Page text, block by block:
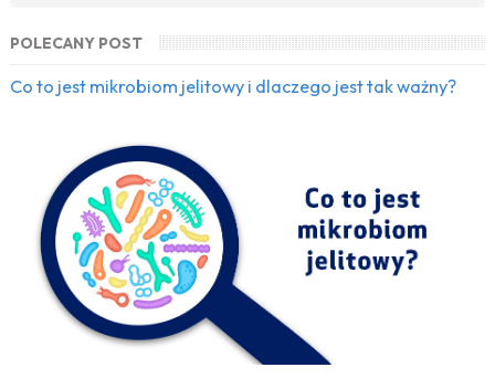
POLECANY POST
Co to jest mikrobiom jelitowy i dlaczego jest tak ważny?